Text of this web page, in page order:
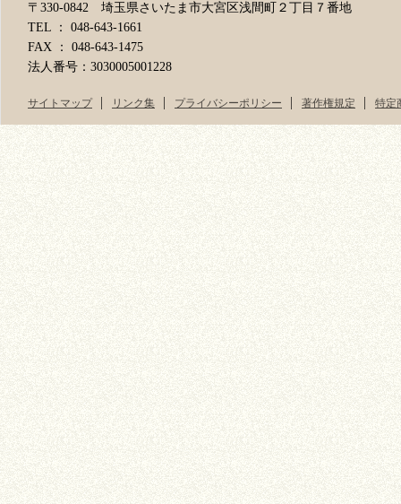
〒330-0842 埼玉県さいたま市大宮区浅間町２丁目７番地
TEL ： 048-643-1661
FAX ： 048-643-1475
法人番号：3030005001228
サイトマップ リンク集 プライバシーポリシー 著作権規定 特定